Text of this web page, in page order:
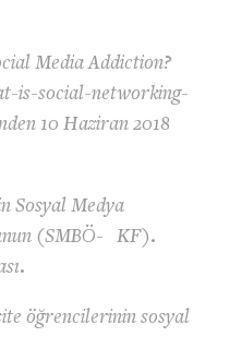
Media Addiction?
is-social-networking-
10 Haziran 2018
Sosyal Medya
(SMBÖ- KF).
öğrencilerinin sosyal